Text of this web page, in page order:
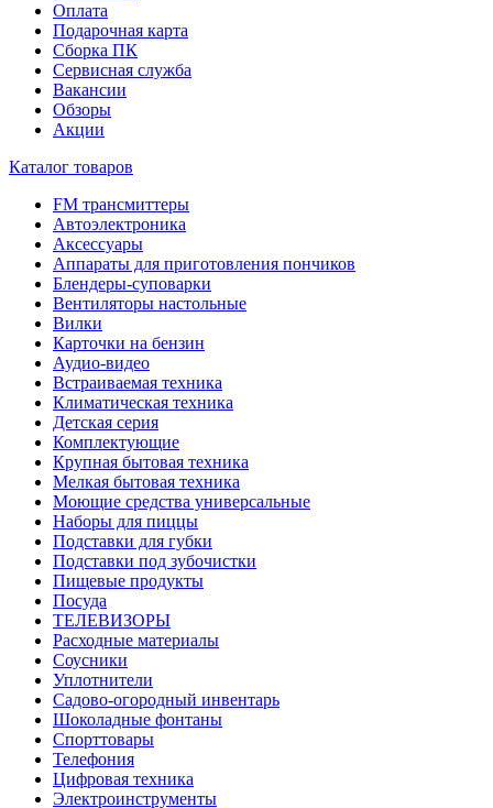
Оплата
Подарочная карта
Сборка ПК
Сервисная служба
Вакансии
Обзоры
Акции
Каталог товаров
FM трансмиттеры
Автоэлектроника
Аксессуары
Аппараты для приготовления пончиков
Блендеры-суповарки
Вентиляторы настольные
Вилки
Карточки на бензин
Аудио-видео
Встраиваемая техника
Климатическая техника
Детская серия
Комплектующие
Крупная бытовая техника
Мелкая бытовая техника
Моющие средства универсальные
Наборы для пиццы
Подставки для губки
Подставки под зубочистки
Пищевые продукты
Посуда
ТЕЛЕВИЗОРЫ
Расходные материалы
Соусники
Уплотнители
Садово-огородный инвентарь
Шоколадные фонтаны
Спорттовары
Телефония
Цифровая техника
Электроинструменты